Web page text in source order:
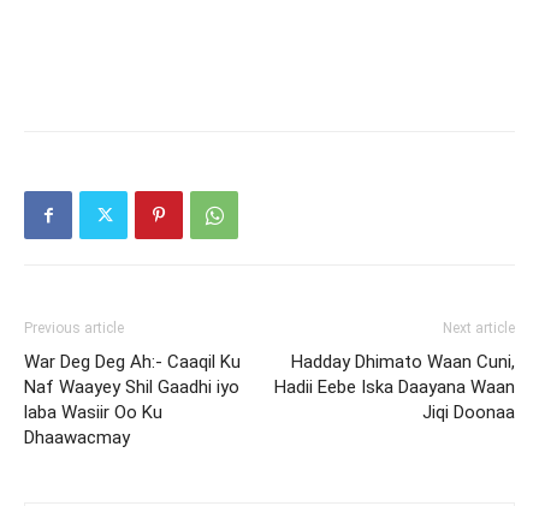
Previous article
War Deg Deg Ah:- Caaqil Ku
Naf Waayey Shil Gaadhi iyo
laba Wasiir Oo Ku
Dhaawacmay
Next article
Hadday Dhimato Waan Cuni,
Hadii Eebe Iska Daayana Waan
Jiqi Doonaa